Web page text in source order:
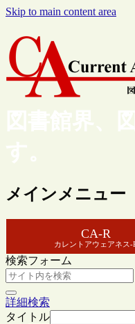
Skip to main content area
図書館界、
す。
メインメニュー
CA-R
カレントアウェアネス-
検索フォーム
詳細検索
タイトル